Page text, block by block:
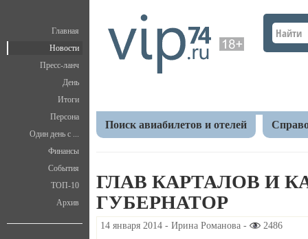
Главная
Новости
Пресс-ланч
День
Итоги
Персона
Один день с ...
Финансы
События
ТОП-10
Архив
Поиск авиабилетов и отелей
ГЛАВ КАРТАЛОВ И
ГУБЕРНАТОР
14 января 2014 - Ирина Романова - 2486